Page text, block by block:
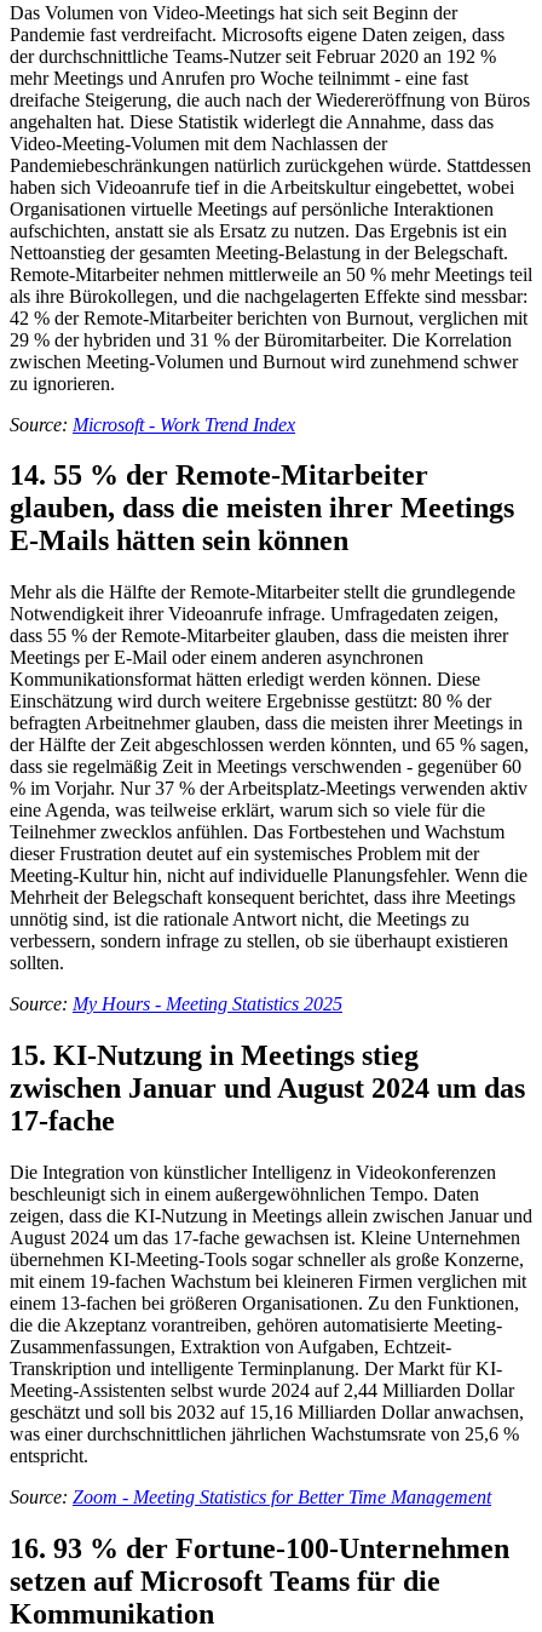
Das Volumen von Video-Meetings hat sich seit Beginn der
Pandemie fast verdreifacht. Microsofts eigene Daten zeigen, dass
der durchschnittliche Teams-Nutzer seit Februar 2020 an 192 %
mehr Meetings und Anrufen pro Woche teilnimmt - eine fast
dreifache Steigerung, die auch nach der Wiedereröffnung von Büros
angehalten hat. Diese Statistik widerlegt die Annahme, dass das
Video-Meeting-Volumen mit dem Nachlassen der
Pandemiebeschränkungen natürlich zurückgehen würde. Stattdessen
haben sich Videoanrufe tief in die Arbeitskultur eingebettet, wobei
Organisationen virtuelle Meetings auf persönliche Interaktionen
aufschichten, anstatt sie als Ersatz zu nutzen. Das Ergebnis ist ein
Nettoanstieg der gesamten Meeting-Belastung in der Belegschaft.
Remote-Mitarbeiter nehmen mittlerweile an 50 % mehr Meetings teil
als ihre Bürokollegen, und die nachgelagerten Effekte sind messbar:
42 % der Remote-Mitarbeiter berichten von Burnout, verglichen mit
29 % der hybriden und 31 % der Büromitarbeiter. Die Korrelation
zwischen Meeting-Volumen und Burnout wird zunehmend schwer
zu ignorieren.
Source: Microsoft - Work Trend Index
14. 55 % der Remote-Mitarbeiter
glauben, dass die meisten ihrer Meetings
E-Mails hätten sein können
Mehr als die Hälfte der Remote-Mitarbeiter stellt die grundlegende
Notwendigkeit ihrer Videoanrufe infrage. Umfragedaten zeigen,
dass 55 % der Remote-Mitarbeiter glauben, dass die meisten ihrer
Meetings per E-Mail oder einem anderen asynchronen
Kommunikationsformat hätten erledigt werden können. Diese
Einschätzung wird durch weitere Ergebnisse gestützt: 80 % der
befragten Arbeitnehmer glauben, dass die meisten ihrer Meetings in
der Hälfte der Zeit abgeschlossen werden könnten, und 65 % sagen,
dass sie regelmäßig Zeit in Meetings verschwenden - gegenüber 60
% im Vorjahr. Nur 37 % der Arbeitsplatz-Meetings verwenden aktiv
eine Agenda, was teilweise erklärt, warum sich so viele für die
Teilnehmer zwecklos anfühlen. Das Fortbestehen und Wachstum
dieser Frustration deutet auf ein systemisches Problem mit der
Meeting-Kultur hin, nicht auf individuelle Planungsfehler. Wenn die
Mehrheit der Belegschaft konsequent berichtet, dass ihre Meetings
unnötig sind, ist die rationale Antwort nicht, die Meetings zu
verbessern, sondern infrage zu stellen, ob sie überhaupt existieren
sollten.
Source: My Hours - Meeting Statistics 2025
15. KI-Nutzung in Meetings stieg
zwischen Januar und August 2024 um das
17-fache
Die Integration von künstlicher Intelligenz in Videokonferenzen
beschleunigt sich in einem außergewöhnlichen Tempo. Daten
zeigen, dass die KI-Nutzung in Meetings allein zwischen Januar und
August 2024 um das 17-fache gewachsen ist. Kleine Unternehmen
übernehmen KI-Meeting-Tools sogar schneller als große Konzerne,
mit einem 19-fachen Wachstum bei kleineren Firmen verglichen mit
einem 13-fachen bei größeren Organisationen. Zu den Funktionen,
die die Akzeptanz vorantreiben, gehören automatisierte Meeting-
Zusammenfassungen, Extraktion von Aufgaben, Echtzeit-
Transkription und intelligente Terminplanung. Der Markt für KI-
Meeting-Assistenten selbst wurde 2024 auf 2,44 Milliarden Dollar
geschätzt und soll bis 2032 auf 15,16 Milliarden Dollar anwachsen,
was einer durchschnittlichen jährlichen Wachstumsrate von 25,6 %
entspricht.
Source: Zoom - Meeting Statistics for Better Time Management
16. 93 % der Fortune-100-Unternehmen
setzen auf Microsoft Teams für die
Kommunikation